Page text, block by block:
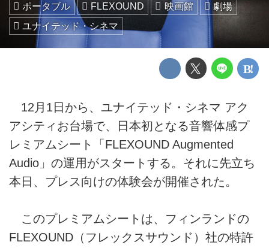
ポータブル FLEXOUND 映画館
劇場
ユナイテッド・シネマ
12月1日から、ユナイテッド・シネマ アク
アシティお台場で、日本初となる音響体感プ
レミアムシート「FLEXOUND Augmented
Audio」の運用がスタートする。それに先立ち
本日、プレス向けの体験会が開催された。
このプレミアムシートは、フィンランドの
FLEXOUND（フレックスサウンド）社の特許